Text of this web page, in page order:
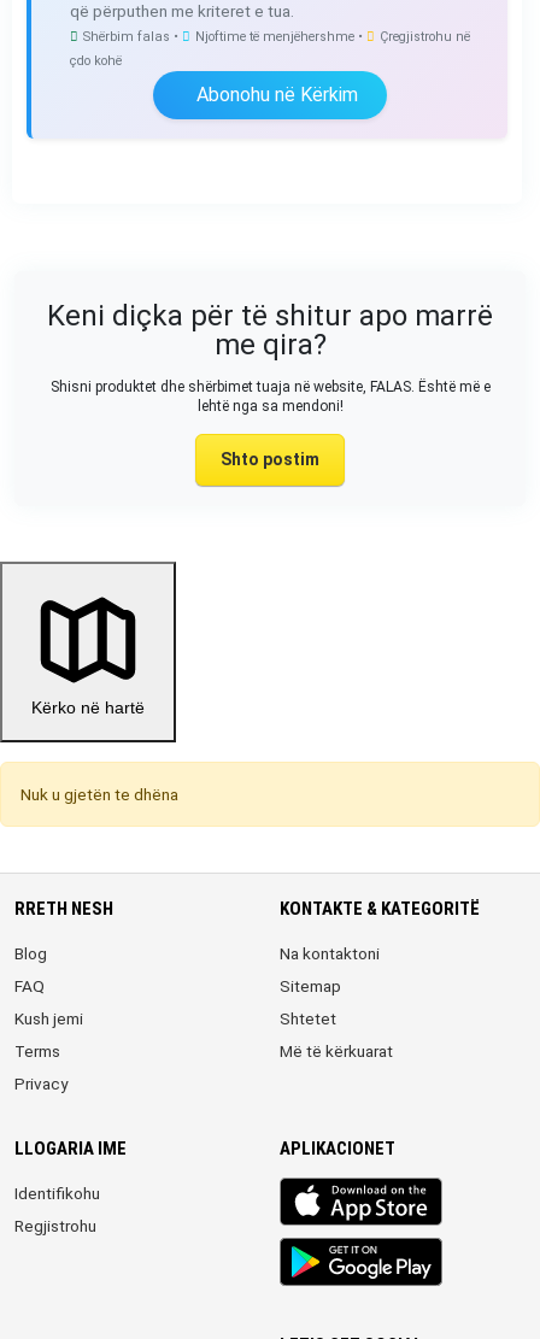
që përputhen me kriteret e tua.
Shërbim falas • Njoftime të menjëhershme •
Çregjistrohu në
çdo kohë
Abonohu në Kërkim
Keni diçka për të shitur apo marrë
me qira?
Shisni produktet dhe shërbimet tuaja në website, FALAS. Është më e
lehtë nga sa mendoni!
Shto postim
Kërko në hartë
Nuk u gjetën te dhëna
RRETH NESH
Blog
FAQ
Kush jemi
Terms
Privacy
KONTAKTE & KATEGORITË
Na kontaktoni
Sitemap
Shtetet
Më të kërkuarat
LLOGARIA IME
Identifikohu
Regjistrohu
APLIKACIONET
iOS
app
Android
App